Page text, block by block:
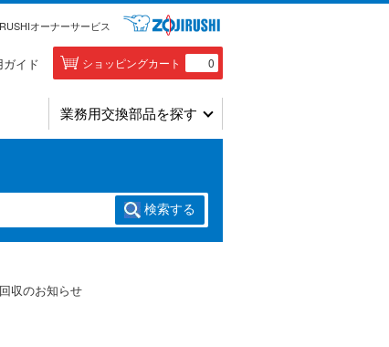
オーナーサービス
ガイド ショッピングカート 0
業務用交換部品を探す
検索する
収のお知らせ